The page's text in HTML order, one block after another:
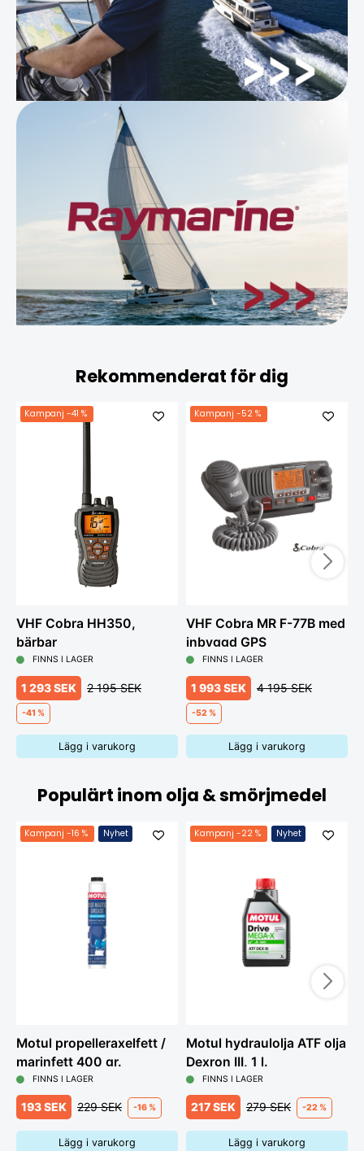
Rekommenderat för dig
Kampanj -41 %
VHF Cobra HH350,
bärbar
FINNS I LAGER
1 293 SEK 2 195 SEK
-41 %
Lägg i varukorg
Kampanj -52 %
VHF Cobra MR F-77B med
inbyggd GPS
FINNS I LAGER
1 993 SEK 4 195 SEK
-52 %
Lägg i varukorg
Populärt inom olja & smörjmedel
Kampanj -16 % Nyhet
Motul propelleraxelfett /
marinfett 400 gr.
FINNS I LAGER
193 SEK 229 SEK -16 %
Lägg i varukorg
Kampanj -22 % Nyhet
Motul hydraulolja ATF olja
Dexron III, 1 l.
FINNS I LAGER
217 SEK 279 SEK -22 %
Lägg i varukorg